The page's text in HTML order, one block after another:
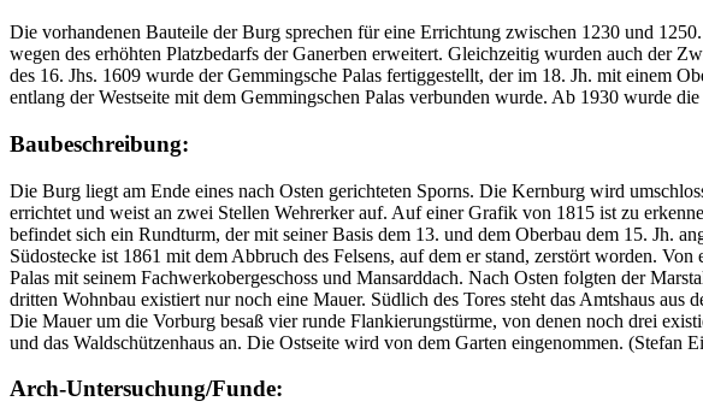
Die vorhandenen Bauteile der Burg sprechen für eine Errichtung zwischen 1230 und
wegen des erhöhten Platzbedarfs der Ganerben erweitert. Gleichzeitig wurden auch der
des 16. Jhs. 1609 wurde der Gemmingsche Palas fertiggestellt, der im 18. Jh. mit einem
entlang der Westseite mit dem Gemmingschen Palas verbunden wurde. Ab 1930 wurde
Baubeschreibung:
Die Burg liegt am Ende eines nach Osten gerichteten Sporns. Die Kernburg wird
errichtet und weist an zwei Stellen Wehrerker auf. Auf einer Grafik von 1815 ist zu
befindet sich ein Rundturm, der mit seiner Basis dem 13. und dem Oberbau dem 15. Jh.
Südostecke ist 1861 mit dem Abbruch des Felsens, auf dem er stand, zerstört worden.
Palas mit seinem Fachwerkobergeschoss und Mansarddach. Nach Osten folgten der
dritten Wohnbau existiert nur noch eine Mauer. Südlich des Tores steht das Amtshaus aus
Die Mauer um die Vorburg besaß vier runde Flankierungstürme, von denen noch drei
und das Waldschützenhaus an. Die Ostseite wird von dem Garten eingenommen. (Stefan
Arch-Untersuchung/Funde: